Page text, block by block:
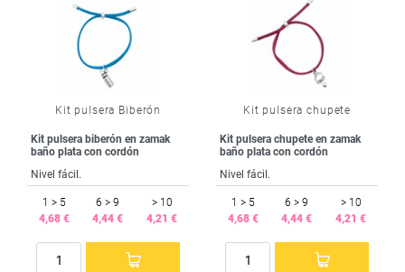
Kit pulsera Biberón
Kit pulsera biberón en zamak
baño plata con cordón
Nivel fácil.
1 > 5
4,68 €
6 > 9
4,44 €
> 10
4,21 €
Kit pulsera chupete
Kit pulsera chupete en zamak
baño plata con cordón
Nivel fácil.
1 > 5
4,68 €
6 > 9
4,44 €
> 10
4,21 €